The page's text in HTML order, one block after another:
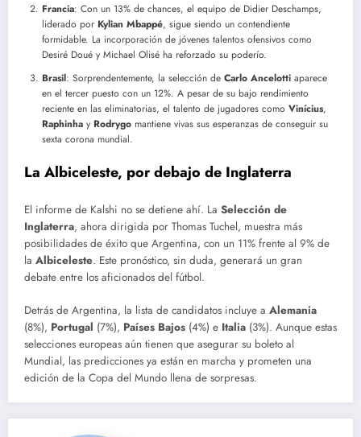
Francia: Con un 13% de chances, el equipo de Didier Deschamps,
liderado por Kylian Mbappé, sigue siendo un contendiente
formidable. La incorporación de jóvenes talentos ofensivos como
Desiré Doué y Michael Olisé ha reforzado su poderío.
Brasil: Sorprendentemente, la selección de Carlo Ancelotti aparece
en el tercer puesto con un 12%. A pesar de su bajo rendimiento
reciente en las eliminatorias, el talento de jugadores como Vinícius,
Raphinha y Rodrygo mantiene vivas sus esperanzas de conseguir su
sexta corona mundial.
La Albiceleste, por debajo de Inglaterra
El informe de Kalshi no se detiene ahí. La Selección de
Inglaterra, ahora dirigida por Thomas Tuchel, muestra más
posibilidades de éxito que Argentina, con un 11% frente al 9% de
la Albiceleste. Este pronóstico, sin duda, generará un gran
debate entre los aficionados del fútbol.
Detrás de Argentina, la lista de candidatos incluye a Alemania
(8%), Portugal (7%), Países Bajos (4%) e Italia (3%). Aunque estas
selecciones europeas aún tienen que asegurar su boleto al
Mundial, las predicciones ya están en marcha y prometen una
edición de la Copa del Mundo llena de sorpresas.